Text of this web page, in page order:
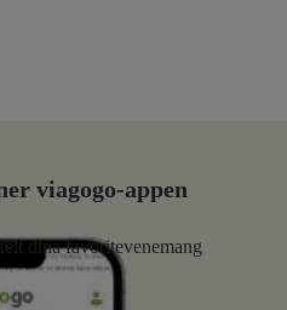
viagogo-appen
dina favoritevenemang